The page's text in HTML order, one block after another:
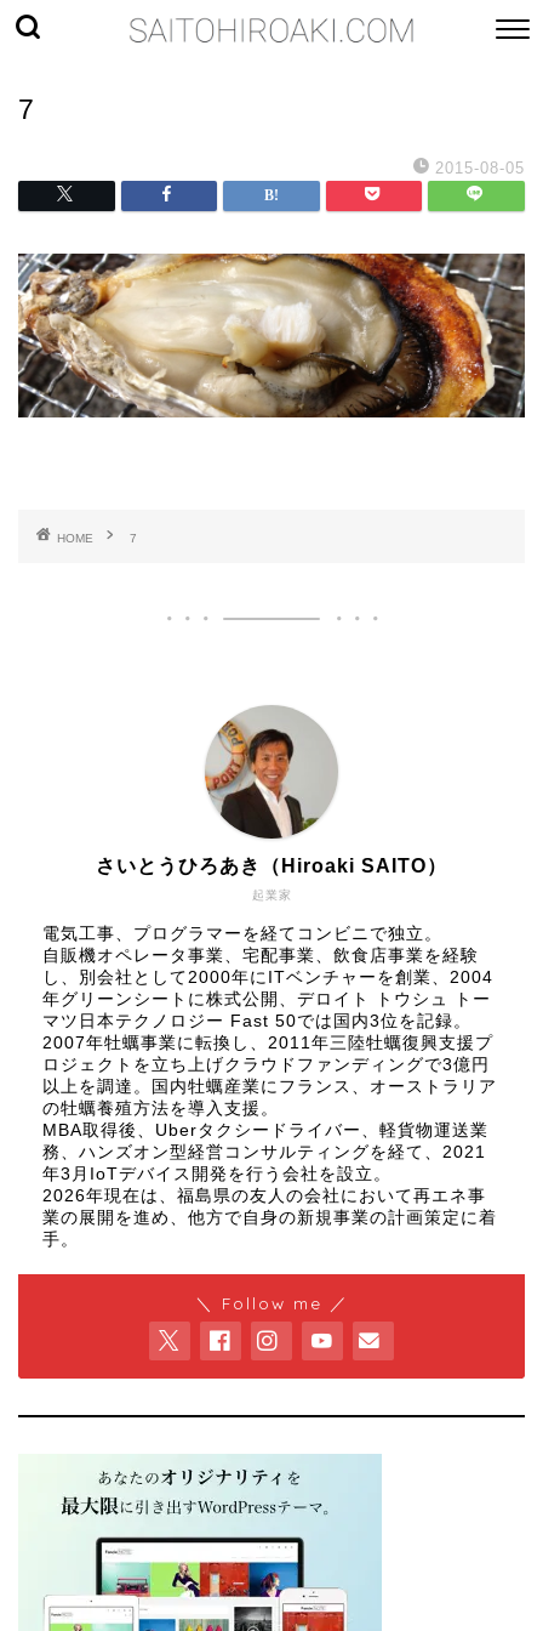
7
2015-08-05
HOME 7
起業家
さいとうひろあき（Hiroaki SAITO）
電気工事、プログラマーを経てコンビニで独立。
自販機オペレータ事業、宅配事業、飲食店事業を経験
し、別会社として2000年にITベンチャーを創業、2004
年グリーンシートに株式公開、 デロイト トウシュ トー
マツ日本テクノロジー Fast 50では国内3位を記録。
2007年牡蠣事業に転換し、2011年三陸牡蠣復興支援プ
ロジェクトを立ち上げクラウドファンディングで3億円
以上を調達。国内牡蠣産業にフランス、オーストラリア
の牡蠣養殖方法を導入支援。
MBA取得後、Uberタクシードライバー、軽貨物運送業
務、ハンズオン型経営コンサルティングを経て、2021
年3月IoTデバイス開発を行う会社を設立。
2026年現在は、福島県の友人の会社において再エネ事
業の展開を進め、他方で自身の新規事業の計画策定に着
手。
＼ Follow me ／